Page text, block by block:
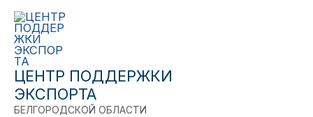
Перейти
содержимому
ЦЕНТР ПОДДЕРЖКИ
ЭКСПОРТА
БЕЛГОРОДСКОЙ ОБЛАСТИ